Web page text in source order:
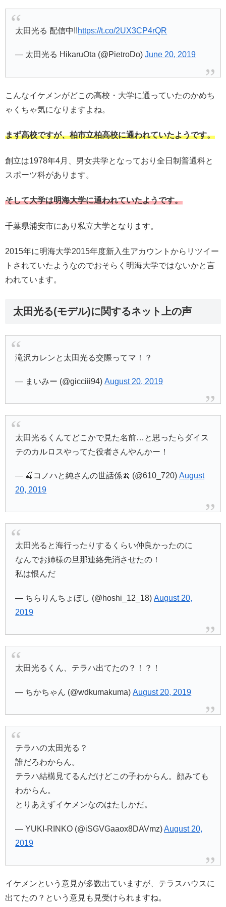
太田光る 配信中!!https://t.co/2UX3CP4rQR
— 太田光る HikaruOta (@PietroDo)June 20, 2019
こんなイケメンがどこの高校・大学に通っていたのかめち
ゃくちゃ気になりますよね。
まず高校ですが、柏市立柏高校に通われていたようです。
創立は1978年4月、男女共学となっており全日制普通科と
スポーツ科があります。
そして大学は明海大学に通われていたようです。
千葉県浦安市にあり私立大学となります。
2015年に明海大学2015年度新入生アカウントからリツイー
トされていたようなのでおそらく明海大学ではないかと言
われています。
太田光る(モデル)に関するネット上の声
滝沢カレンと太田光る交際ってマ！？
— まいみー (@gicciii94)August 20, 2019
太田光るくんてどこかで見た名前…と思ったらダイス
テのカルロスやってた役者さんやんかー！
— 🍒コノハと純さんの世話係🍌 (@610_720)August
20, 2019
太田光ると海行ったりするくらい仲良かったのに
なんでお姉様の旦那連絡先消させたの！
私は恨んだ
— ちらりんちょぼし (@hoshi_12_18)August 20,
2019
太田光るくん、テラハ出てたの？！？！
— ちかちゃん (@wdkumakuma)August 20, 2019
テラハの太田光る？
誰だろわからん。
テラハ結構見てるんだけどこの子わからん。顔みても
わからん。
とりあえずイケメンなのはたしかだ。
— YUKI-RINKO (@iSGVGaaox8DAVmz)August 20,
2019
イケメンという意見が多数出ていますが、テラスハウスに
出てたの？という意見も見受けられますね。